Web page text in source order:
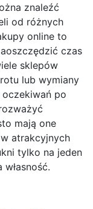
znaleźć
od różnych
online to
czas
sklepów
lub wymiany
oczekiwań po
mają one
atrakcyjnych
tylko na jeden